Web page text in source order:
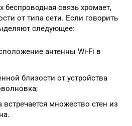
беспроводная связь хромает,
от типа сети. Если говорить
следующее:
антенны Wi-Fi в
близости от устройства
встречается множество стен из